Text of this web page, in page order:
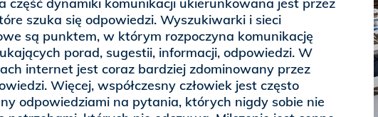
część dynamiki komunikacji ukierunkowana jest przez
szuka się odpowiedzi. Wyszukiwarki i sieci
są punktem, w którym rozpoczyna komunikację
porad, sugestii, informacji, odpowiedzi. W
internet jest coraz bardziej zdominowany przez
Więcej, współczesny człowiek jest często
odpowiedziami na pytania, których nigdy sobie nie